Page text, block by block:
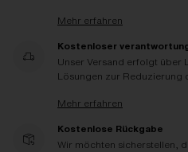
Mehr erfahren
Kostenloser
Unser Versand erfolgt über
Lösungen zur Reduzierung
Mehr erfahren
Kostenlose Rückgabe
Wir möchten sicherstellen,